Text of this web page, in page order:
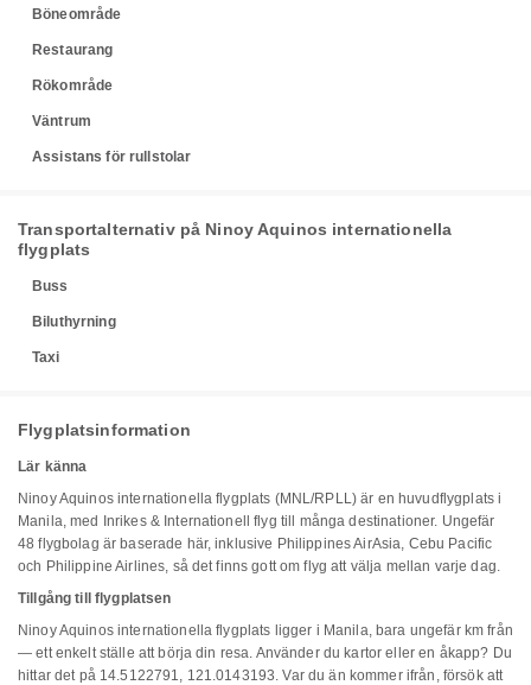
Böneområde
Restaurang
Rökområde
Väntrum
Assistans för rullstolar
Transportalternativ på Ninoy Aquinos internationella
flygplats
Buss
Biluthyrning
Taxi
Flygplatsinformation
Lär känna
Ninoy Aquinos internationella flygplats (MNL/RPLL) är en huvudflygplats i
Manila, med Inrikes & Internationell flyg till många destinationer. Ungefär
48 flygbolag är baserade här, inklusive Philippines AirAsia, Cebu Pacific
och Philippine Airlines, så det finns gott om flyg att välja mellan varje dag.
Tillgång till flygplatsen
Ninoy Aquinos internationella flygplats ligger i Manila, bara ungefär km från
— ett enkelt ställe att börja din resa. Använder du kartor eller en åkapp? Du
hittar det på 14.5122791, 121.0143193. Var du än kommer ifrån, försök att